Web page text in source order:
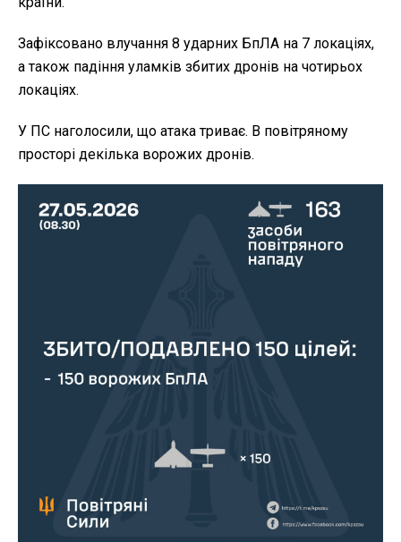
Зафіксовано влучання 8 ударних БпЛА на 7 локаціях,
а також падіння уламків збитих дронів на чотирьох
локаціях.
У ПС наголосили, що атака триває. В повітряному
просторі декілька ворожих дронів.